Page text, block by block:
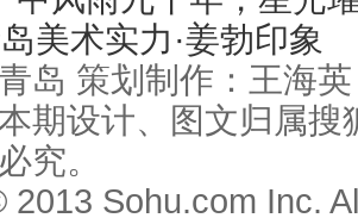
美术实力·姜勃印象
岛 策划制作：王海英
期设计、图文归属
究。
2013 Sohu.com Inc.